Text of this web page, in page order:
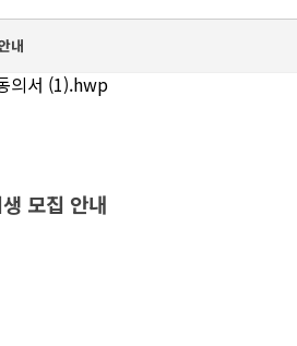
내
의서 (1).hwp
모집 안내